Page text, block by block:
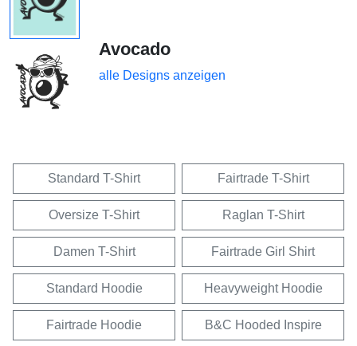
Avocado
alle Designs anzeigen
Standard T-Shirt Fairtrade T-Shirt
Oversize T-Shirt Raglan T-Shirt
Damen T-Shirt Fairtrade Girl Shirt
Standard Hoodie Heavyweight Hoodie
Fairtrade Hoodie B&C Hooded Inspire